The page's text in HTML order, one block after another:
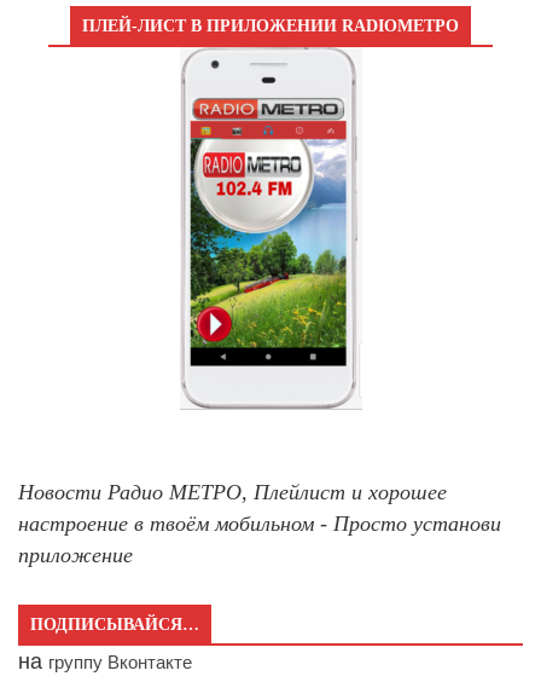
ПЛЕЙ-ЛИСТ В ПРИЛОЖЕНИИ RADIOМЕТРО
Новости Радио МЕТРО, Плейлист и хорошее
настроение в твоём мобильном - Просто установи
приложение
ПОДПИСЫВАЙСЯ…
на группу Вконтакте